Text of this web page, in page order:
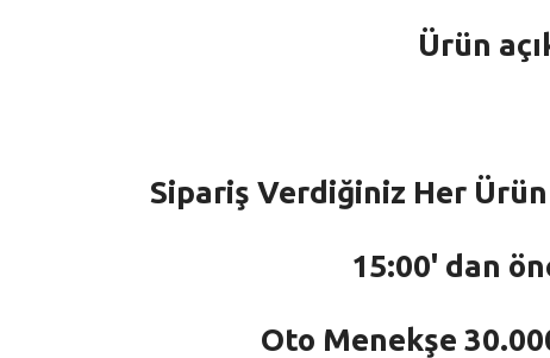
Ürün
Sipariş Verdiğiniz Her
15:00' dan
Oto Menekşe